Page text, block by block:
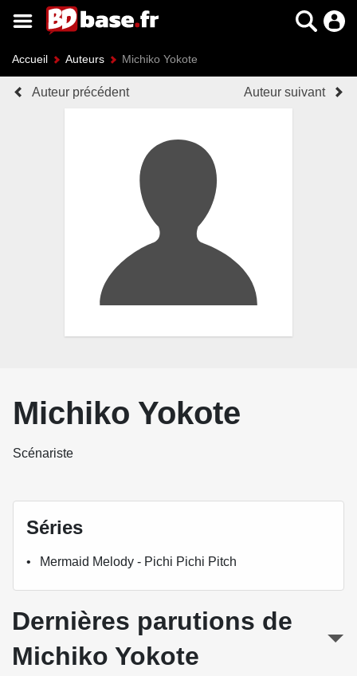
Accueil Auteurs Michiko Yokote
Auteur précédent Auteur suivant
Michiko Yokote
Scénariste
Séries
Mermaid Melody - Pichi Pichi Pitch
Dernières parutions de
Michiko Yokote